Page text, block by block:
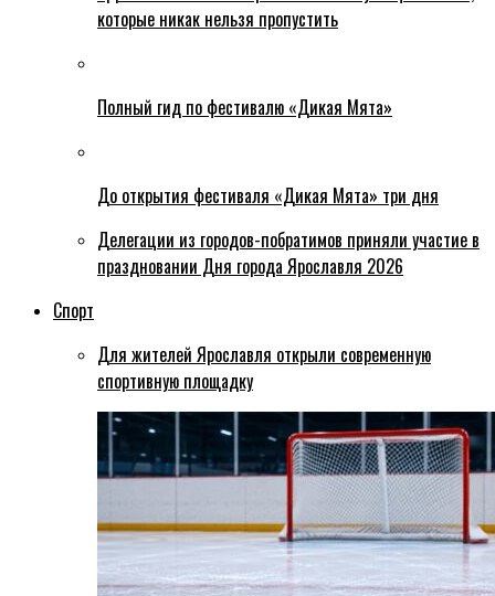
которые никак нельзя пропустить
Полный гид по фестивалю «Дикая Мята»
До открытия фестиваля «Дикая Мята» три дня
Делегации из городов-побратимов приняли участие в
праздновании Дня города Ярославля 2026
Спорт
Для жителей Ярославля открыли современную
спортивную площадку